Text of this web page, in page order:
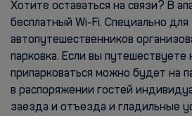
Хотите оставаться на связи? В
бесплатный Wi-Fi. Специально для
автопутешественников
парковка. Если вы путешествуете
припарковаться можно будет на
в распоряжении гостей
заезда и отъезда и гладильные